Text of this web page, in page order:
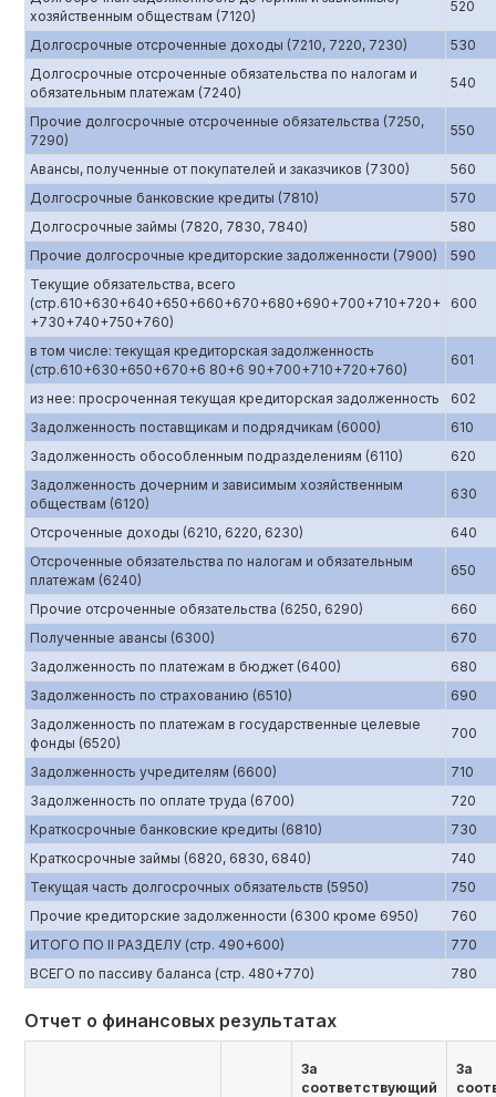
хозяйственным обществам (7120)
520
Долгосрочные отсроченные доходы (7210, 7220, 7230)
530
Долгосрочные отсроченные обязательства по налогам и
обязательным платежам (7240)
540
Прочие долгосрочные отсроченные обязательства (7250,
7290)
550
Авансы, полученные от покупателей и заказчиков (7300)
560
Долгосрочные банковские кредиты (7810)
570
Долгосрочные займы (7820, 7830, 7840)
580
Прочие долгосрочные кредиторские задолженности (7900)
590
Текущие обязательства, всего
(стр.610+630+640+650+660+670+680+690+700+710+720+
+730+740+750+760)
600
в том числе: текущая кредиторская задолженность
(стр.610+630+650+670+6 80+6 90+700+710+720+760)
601
из нее: просроченная текущая кредиторская задолженность
602
Задолженность поставщикам и подрядчикам (6000)
610
Задолженность обособленным подразделениям (6110)
620
Задолженность дочерним и зависимым хозяйственным
обществам (6120)
630
Отсроченные доходы (6210, 6220, 6230)
640
Отсроченные обязательства по налогам и обязательным
платежам (6240)
650
Прочие отсроченные обязательства (6250, 6290)
660
Полученные авансы (6300)
670
Задолженность по платежам в бюджет (6400)
680
Задолженность по страхованию (6510)
690
Задолженность по платежам в государственные целевые
фонды (6520)
700
Задолженность учредителям (6600)
710
Задолженность по оплате труда (6700)
720
Краткосрочные банковские кредиты (6810)
730
Краткосрочные займы (6820, 6830, 6840)
740
Текущая часть долгосрочных обязательств (5950)
750
Прочие кредиторские задолженности (6300 кроме 6950)
760
ИТОГО ПО II РАЗДЕЛУ (стр. 490+600)
770
ВСЕГО по пассиву баланса (стр. 480+770)
780
Отчет о финансовых результатах
За
соответствующий
За